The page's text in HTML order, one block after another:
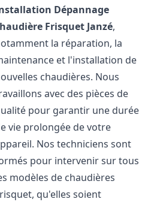
Dépannage
Frisquet Janzé,
la réparation, la
et l'installation de
chaudières. Nous
avec des pièces de
pour garantir une durée
vie prolongée de votre
Nos techniciens sont
pour intervenir sur tous
modèles de chaudières
qu'elles soient